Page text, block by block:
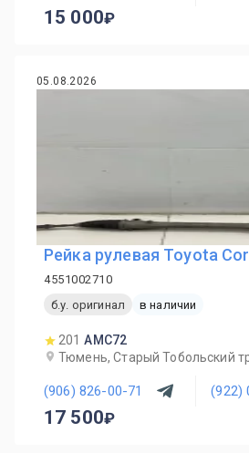
15 000
05.08.2026
Рейка рулевая Toyota
4551002710
б.у. оригинал
в наличии
201 AMC72
Тюмень, Старый Тобольский
(906) 826-00-71 (922)
17 500